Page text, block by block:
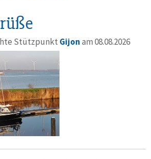
Stützpunkt Gijonam 08.08.2026